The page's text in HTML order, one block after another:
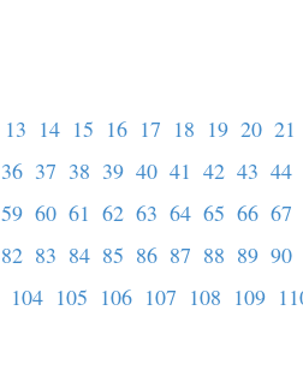
13 14 15 16 17 18 19 20 21
36 37 38 39 40 41 42 43 44
59 60 61 62 63 64 65 66 67
82 83 84 85 86 87 88 89 90
104 105 106 107 108 109